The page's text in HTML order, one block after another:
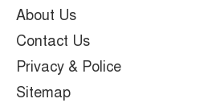
About Us
Contact Us
Privacy & Police
Sitemap